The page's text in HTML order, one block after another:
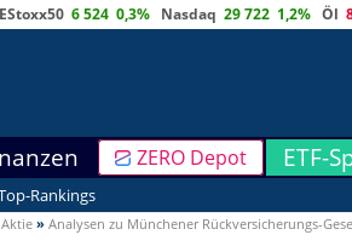
EStoxx50 6 524 0,3% Nasdaq 29 722 1,2% Öl
ZERO Depot ETF-
Rankings
» Analysen zu Münchener Rückversicherungs-